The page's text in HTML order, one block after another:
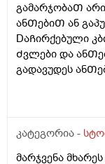
პლომბი
მგონი და ესე
მᲭედლიᲨვილის
ისვიო და ასევე
ყბაზე
ადგილი
გამარჯობაᲗ
ანᲗებიᲗ ან
DაᲩირქებული
Ძვლები და
გადავუდეს
კატეგორია -
მარჯვენა